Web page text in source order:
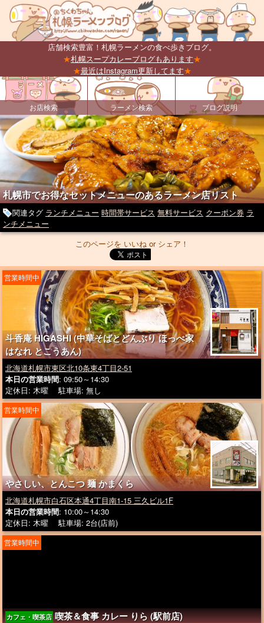
店舗検索豊富！札幌ラーメンの食べ歩きブログ。
★札幌スープカレーブログもあります★
★最近はInstagram更新してます★
お店検索 ラーメン検索 ブログ説明
札幌市でお得なセットメニューのあるラーメン店リスト
関連タグ ランチメニュー 時間帯サービス 無料サービス クーポン券 ラ
ンチメニュー
このページを いいね or シェア！
斗香庵 HIGASHI (中華そばとどんぶり ほっぺ家
はなれ とこうあん)
営業時間中
北海道札幌市東区北10条東4丁目2-51
本日の営業時間: 09:50～14:30
定休日: 木曜 駐車場: 無し
やさしい、とんこつ 麺 かまくら
営業時間中
北海道札幌市白石区本通4丁目南1-15 三久ビル1F
本日の営業時間: 10:00～14:30
定休日: 木曜 駐車場: 2台(店前)
カフェ・喫茶店 喫茶＆食事 カレー りら (駅前店)
営業時間中